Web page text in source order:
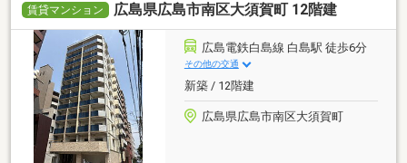
賃貸マンション 広島県広島市南区大須賀町 12階建
広島電鉄白島線 白島駅 徒歩6分
その他の交通
新築 / 12階建
広島県広島市南区大須賀町